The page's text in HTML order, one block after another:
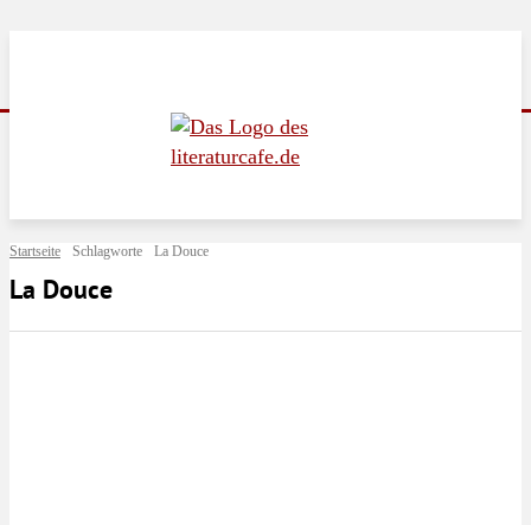
Startseite Schlagworte La Douce
La Douce